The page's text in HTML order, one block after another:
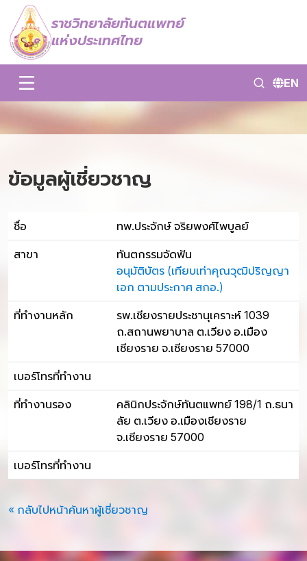
ราชวิทยาลัยทันตแพทย์
แห่งประเทศไทย
EN
ข้อมูลผู้เชี่ยวชาญ
ชื่อ ทพ.ประจักษ์ จริยพงศ์ไพบูลย์
สาขา
ทันตกรรมจัดฟัน
อนุมัติบัตร (เทียบเท่าคุณวุฒิปริญญา
เอก ตามประกาศ สกอ.)
ที่ทำงานหลัก
รพ.เชียงรายประชานุเคราะห์ 1039
ถ.สถานพยาบาล ต.เวียง อ.เมือง
เชียงราย จ.เชียงราย 57000
เบอร์โทรที่ทำงาน
ที่ทำงานรอง
คลินิกประจักษ์ทันตแพทย์ 198/1 ถ.ธนา
ลัย ต.เวียง อ.เมืองเชียงราย
จ.เชียงราย 57000
เบอร์โทรที่ทำงาน
« กลับไปหน้าค้นหาผู้เชี่ยวชาญ